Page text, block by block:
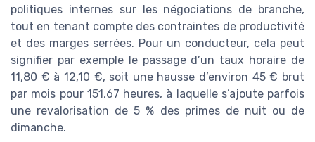
politiques internes sur les négociations de branche,
tout en tenant compte des contraintes de productivité
et des marges serrées. Pour un conducteur, cela peut
signifier par exemple le passage d’un taux horaire de
11,80 € à 12,10 €, soit une hausse d’environ 45 € brut
par mois pour 151,67 heures, à laquelle s’ajoute parfois
une revalorisation de 5 % des primes de nuit ou de
dimanche.